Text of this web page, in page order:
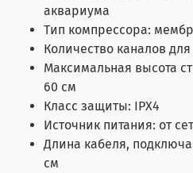
аквариума
Тип компрессора:
Количество каналов
Максимальная высота
60 см
Класс защиты: IPX4
Источник питания: от
Длина кабеля,
см